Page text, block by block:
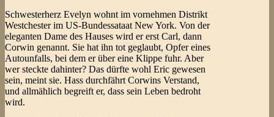
Schwesterherz Evelyn wohnt im vornehmen Distrikt
Westchester im US-Bundessataat New York. Von der
eleganten Dame des Hauses wird er erst Carl, dann
Corwin genannt. Sie hat ihn tot geglaubt, Opfer eines
Autounfalls, bei dem er über eine Klippe fuhr. Aber
wer steckte dahinter? Das dürfte wohl Eric gewesen
sein, meint sie. Hass durchfährt Corwins Verstand,
und allmählich begreift er, dass sein Leben bedroht
wird.